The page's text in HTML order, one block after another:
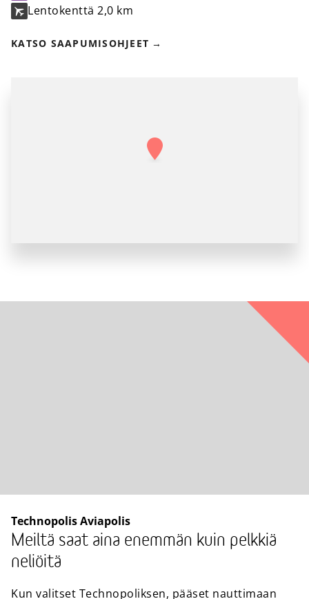
Lentokenttä 2,0 km
KATSO SAAPUMISOHJEET
Technopolis Aviapolis
Meiltä saat aina enemmän kuin pelkkiä
neliöitä
Kun valitset Technopoliksen, pääset nauttimaan